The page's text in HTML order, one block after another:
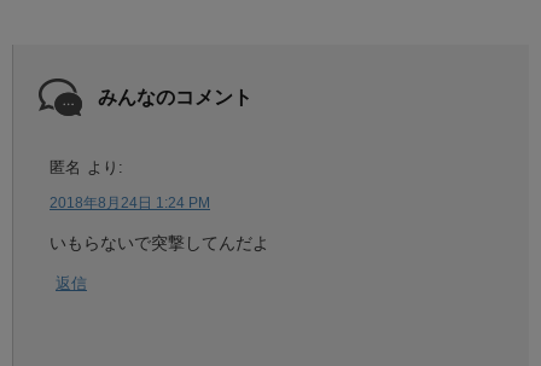
みんなのコメント
匿名 より:
2018年8月24日 1:24 PM
いもらないで突撃してんだよ
返信